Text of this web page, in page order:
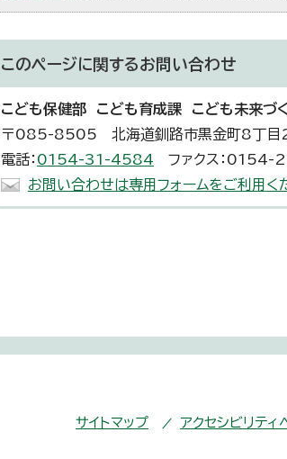
このページに関するお問い合わせ
こども保健部 こども育成課 こども未来づ
〒085-8505 北海道釧路市黒金町8丁目
電話： 0154-31-4584 ファクス：
お問い合わせは専用フォームをご利用く
サイトマップ アクセシビリティ